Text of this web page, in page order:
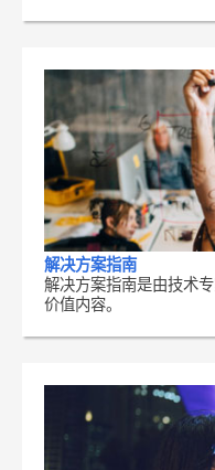
解决方案指南
解决方案指南是由技术
价值内容。